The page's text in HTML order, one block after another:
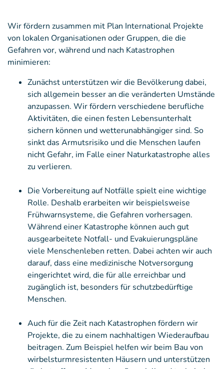
Wir fördern zusammen mit Plan International Projekte
von lokalen Organisationen oder Gruppen, die die
Gefahren vor, während und nach Katastrophen
minimieren:
Zunächst unterstützen wir die Bevölkerung dabei,
sich allgemein besser an die veränderten Umstände
anzupassen. Wir fördern verschiedene berufliche
Aktivitäten, die einen festen Lebensunterhalt
sichern können und wetterunabhängiger sind. So
sinkt das Armutsrisiko und die Menschen laufen
nicht Gefahr, im Falle einer Naturkatastrophe alles
zu verlieren.
Die Vorbereitung auf Notfälle spielt eine wichtige
Rolle. Deshalb erarbeiten wir beispielsweise
Frühwarnsysteme, die Gefahren vorhersagen.
Während einer Katastrophe können auch gut
ausgearbeitete Notfall- und Evakuierungspläne
viele Menschenleben retten. Dabei achten wir auch
darauf, dass eine medizinische Notversorgung
eingerichtet wird, die für alle erreichbar und
zugänglich ist, besonders für schutzbedürftige
Menschen.
Auch für die Zeit nach Katastrophen fördern wir
Projekte, die zu einem nachhaltigen Wiederaufbau
beitragen. Zum Beispiel helfen wir beim Bau von
wirbelsturmresistenten Häusern und unterstützen